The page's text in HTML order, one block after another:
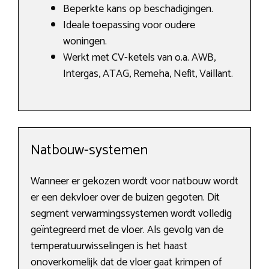
Beperkte kans op beschadigingen.
Ideale toepassing voor oudere
woningen.
Werkt met CV-ketels van o.a. AWB,
Intergas, ATAG, Remeha, Nefit, Vaillant.
Natbouw-systemen
Wanneer er gekozen wordt voor natbouw wordt
er een dekvloer over de buizen gegoten. Dit
segment verwarmingssystemen wordt volledig
geïntegreerd met de vloer. Als gevolg van de
temperatuurwisselingen is het haast
onoverkomelijk dat de vloer gaat krimpen of